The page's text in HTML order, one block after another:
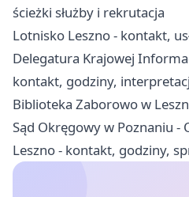
ścieżki służby i rekrutacja
Lotnisko Leszno - kontakt,
Delegatura Krajowej
kontakt, godziny,
Biblioteka Zaborowo w
Sąd Okręgowy w Poznaniu -
Leszno - kontakt, godziny,